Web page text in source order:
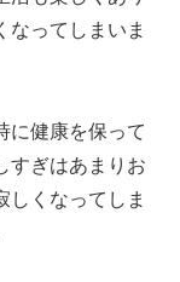
なってしまいま
に健康を保って
すぎはあまりお
しくなってしま